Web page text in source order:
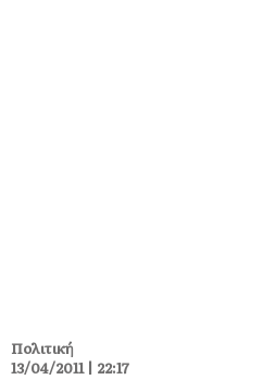
Πολιτική
13/04/2011 | 22:17